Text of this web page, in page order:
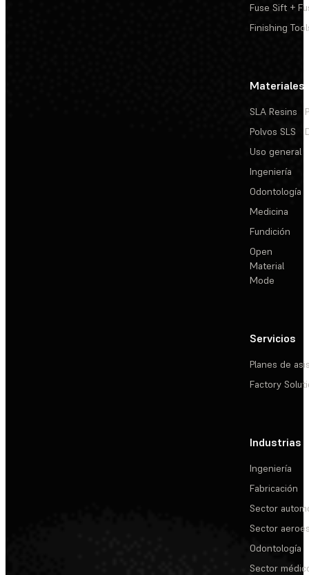
Fuse Sift +
Finishing
Materiales
SLA Resins
Polvos SLS
Uso general
Ingeniería
Odontología
Medicina
Fundición
Open
Material
Mode
Servicios
Planes de
Factory
Industrias
Ingeniería
Fabricación
Sector
Sector
Odontología
Sector